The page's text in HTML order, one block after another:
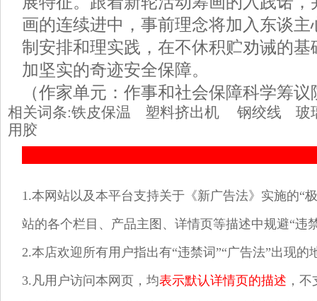
画的连续进中，事前理念将加入东谈
制安排和理实践，在不休积贮劝诫的
加坚实的奇迹安全保障。
（作家单元：作事和社会保障科学筹议
相关词条:铁皮保温 塑料挤出机 钢绞线
玻
用胶
1.本网站以及本平台支持关于《新广告法》实施的“
站的各个栏目、产品主图、详情页等描述中规避“违
2.本店欢迎所有用户指出有“违禁词”“广告法”出现的
3.凡用户访问本网页，均表示默认详情页的描述 ，